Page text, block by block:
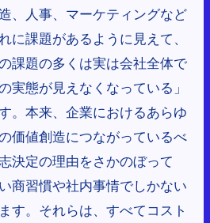
、人事、マーケティングなど
に課題があるように見えて、
課題の多くは実は会社全体で
実態が見えなくなっている」
。本来、企業におけるあらゆ
価値創造につながっているべ
決定の理由をさかのぼって
商習慣や社内事情でしかない
す。それらは、すべてコスト